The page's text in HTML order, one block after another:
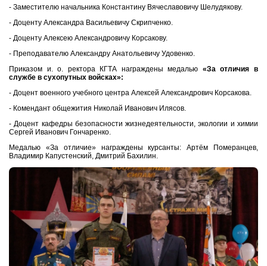
- Заместителю начальника Константину Вячеславовичу Шелудякову.
- Доценту Александра Васильевичу Скрипченко.
- Доценту Алексею Александровичу Корсакову.
- Преподавателю Александру Анатольевичу Удовенко.
Приказом и. о. ректора КГТА награждены медалью «За отличия в
службе в сухопутных войсках»:
- Доцент военного учебного центра Алексей Александрович Корсакова.
- Комендант общежития Николай Иванович Илясов.
- Доцент кафедры безопасности жизнедеятельности, экологии и химии
Сергей Иванович Гончаренко.
Медалью «За отличие» награждены курсанты: Артём Померанцев,
Владимир Капустенский, Дмитрий Бахилин.